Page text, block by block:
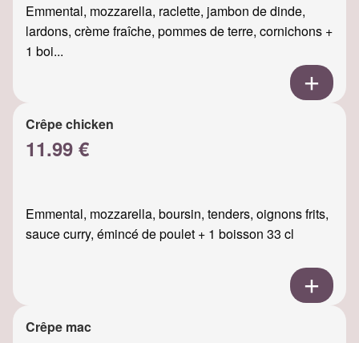
Emmental, mozzarella, raclette, jambon de dinde,
lardons, crème fraîche, pommes de terre, cornichons +
1 boi...
Crêpe chicken
11.99 €
Emmental, mozzarella, boursin, tenders, oignons frits,
sauce curry, émincé de poulet + 1 boisson 33 cl
Crêpe mac